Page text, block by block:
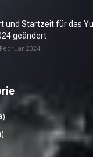
und Startzeit für das
geändert
2024